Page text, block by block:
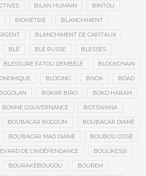
BILAN HUMAIN BINTOU
BIOMÉTRIE BLANCHIMENT
BLANCHIMENT DE CAPITAUX
BLÉ BLÉ RUSSE BLESSÉS
BLESSURE FATOU DEMBÉLÉ BLOCKCHAIN
BLOGING BNDA BOAD
BOKAR BIRO BOKO HARAM
BONNE GOUVERNANCE BOTSWANA
BOUBACAR BOCOUM BOUBACAR DIANÉ
BOUBACAR MAO DIANÉ BOUBOU CISSÉ
DE L’INDÉPENDANCE BOULIKESSI
BOURAKÉBOUGOU BOUREM